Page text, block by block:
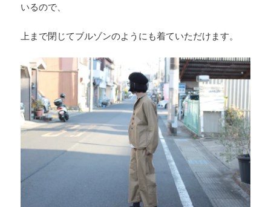
いるので、
上まで閉じてブルゾンのようにも着ていただけます。